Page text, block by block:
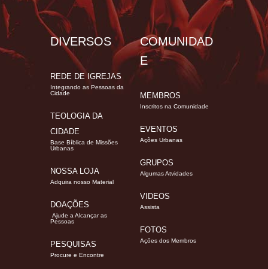
DIVERSOS
REDE DE IGREJAS
Integrando as Pessoas da
Cidade
TEOLOGIA DA
CIDADE
Base Bíblica de Missões
Urbanas
NOSSA LOJA
Adquira nosso Material
DOAÇÕES
Ajude a Alcançar as
Pessoas
PESQUISAS
Procure e Encontre
COMUNIDAD
E
MEMBROS
Inscritos na Comunidade
EVENTOS
Ações Urbanas
GRUPOS
Algumas Atvidades
VIDEOS
Assista
FOTOS
Ações dos Membros